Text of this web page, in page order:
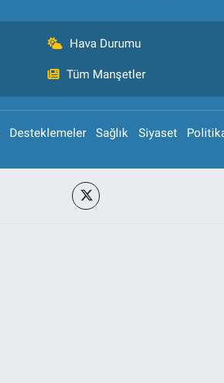
Hava Durumu
Tüm Manşetler
Desteklemeler Sağlık Siyaset